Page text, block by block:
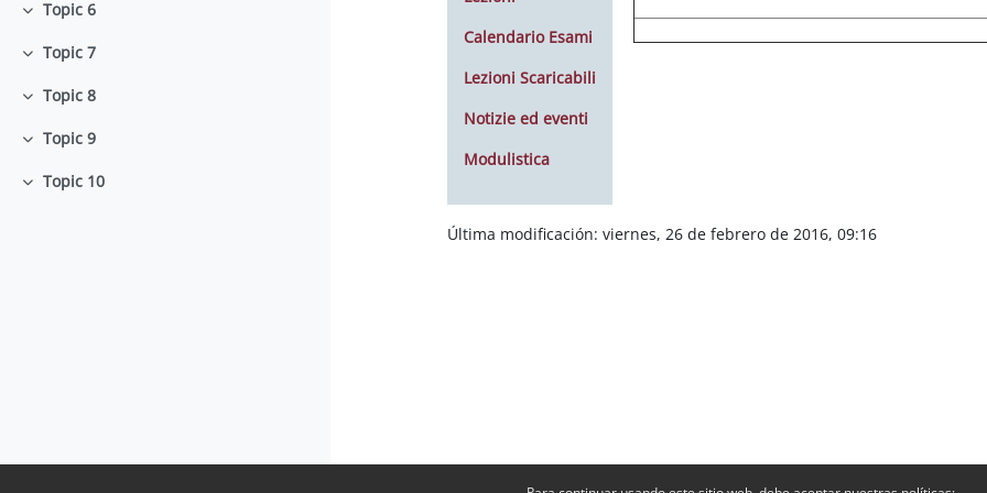
Colapsar
Topic 6
Colapsar
Topic 7
Colapsar
Topic 8
Colapsar
Topic 9
Colapsar
Topic 10
Calendario Esami
Lezioni Scaricabili
Notizie ed eventi
Modulistica
Última modificación: viernes, 26 de febrero de 2016, 09:16